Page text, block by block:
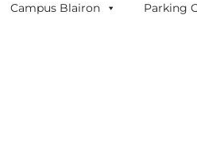
Campus Blairon Parking